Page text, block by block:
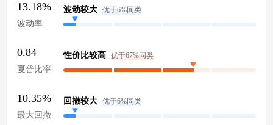
13.18%
波动率
波动较大 优于6%同类
0.84
夏普比率
性价比较高 优于67%同类
10.35%
最大回撤
回撤较大 优于6%同类